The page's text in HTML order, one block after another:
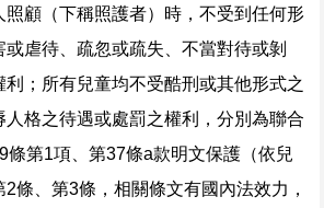
照顧（下稱照護者）時，不受到任何形
虐待、疏忽或疏失、不當對待或剝
；所有兒童均不受酷刑或其他形式之
格之待遇或處罰之權利，分別為聯合
條第1項、第37條a款明文保護（依兒
條、第3條，相關條文有國內法效力，